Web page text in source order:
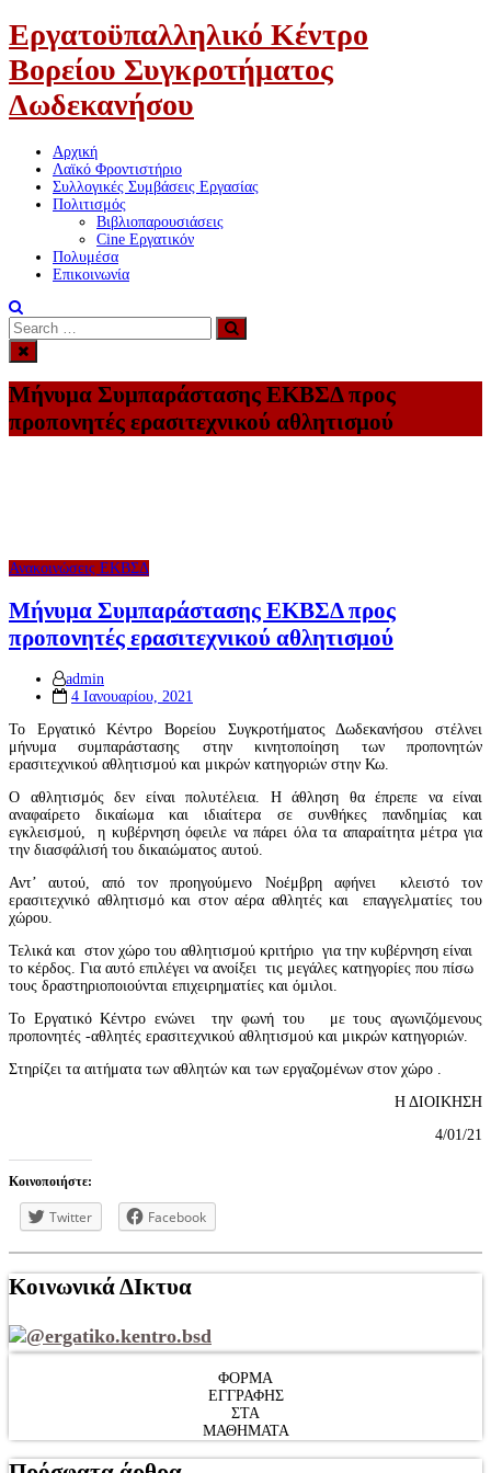
Εργατοϋπαλληλικό Κέντρο
Βορείου Συγκροτήματος
Δωδεκανήσου
Αρχική
Λαϊκό Φροντιστήριο
Συλλογικές Συμβάσεις Εργασίας
Πολιτισμός
Βιβλιοπαρουσιάσεις
Cine Εργατικόν
Πολυμέσα
Επικοινωνία
Search
for:
Search
Μήνυμα Συμπαράστασης ΕΚΒΣΔ προς
προπονητές ερασιτεχνικού αθλητισμού
Ανακοινώσεις ΕΚΒΣΔ
Μήνυμα Συμπαράστασης ΕΚΒΣΔ προς
προπονητές ερασιτεχνικού αθλητισμού
admin
Posted
4 Ιανουαρίου, 2021
Το Εργατικό Κέντρο Βορείου Συγκροτήματος Δωδεκανήσου στέλνει
μήνυμα συμπαράστασης στην κινητοποίηση των προπονητών
ερασιτεχνικού αθλητισμού και μικρών κατηγοριών στην Κω.
Ο αθλητισμός δεν είναι πολυτέλεια. Η άθληση θα έπρεπε να είναι
αναφαίρετο δικαίωμα και ιδιαίτερα σε συνθήκες πανδημίας και
εγκλεισμού, η κυβέρνηση όφειλε να πάρει όλα τα απαραίτητα μέτρα για
την διασφάλισή του δικαιώματος αυτού.
Αντ’ αυτού, από τον προηγούμενο Νοέμβρη αφήνει κλειστό τον
ερασιτεχνικό αθλητισμό και στον αέρα αθλητές και επαγγελματίες του
χώρου.
Τελικά και στον χώρο του αθλητισμού κριτήριο για την κυβέρνηση είναι
το κέρδος. Για αυτό επιλέγει να ανοίξει τις μεγάλες κατηγορίες που πίσω
τους δραστηριοποιούνται επιχειρηματίες και όμιλοι.
Το Εργατικό Κέντρο ενώνει την φωνή του με τους αγωνιζόμενους
προπονητές -αθλητές ερασιτεχνικού αθλητισμού και μικρών κατηγοριών.
Στηρίζει τα αιτήματα των αθλητών και των εργαζομένων στον χώρο .
Η ΔΙΟΙΚΗΣΗ
4/01/21
Κοινοποιήστε:
Twitter Facebook
Κοινωνικά ΔΙκτυα
@ergatiko.kentro.bsd
ΦΟΡΜΑ
ΕΓΓΡΑΦΗΣ
ΣΤΑ
ΜΑΘΗΜΑΤΑ